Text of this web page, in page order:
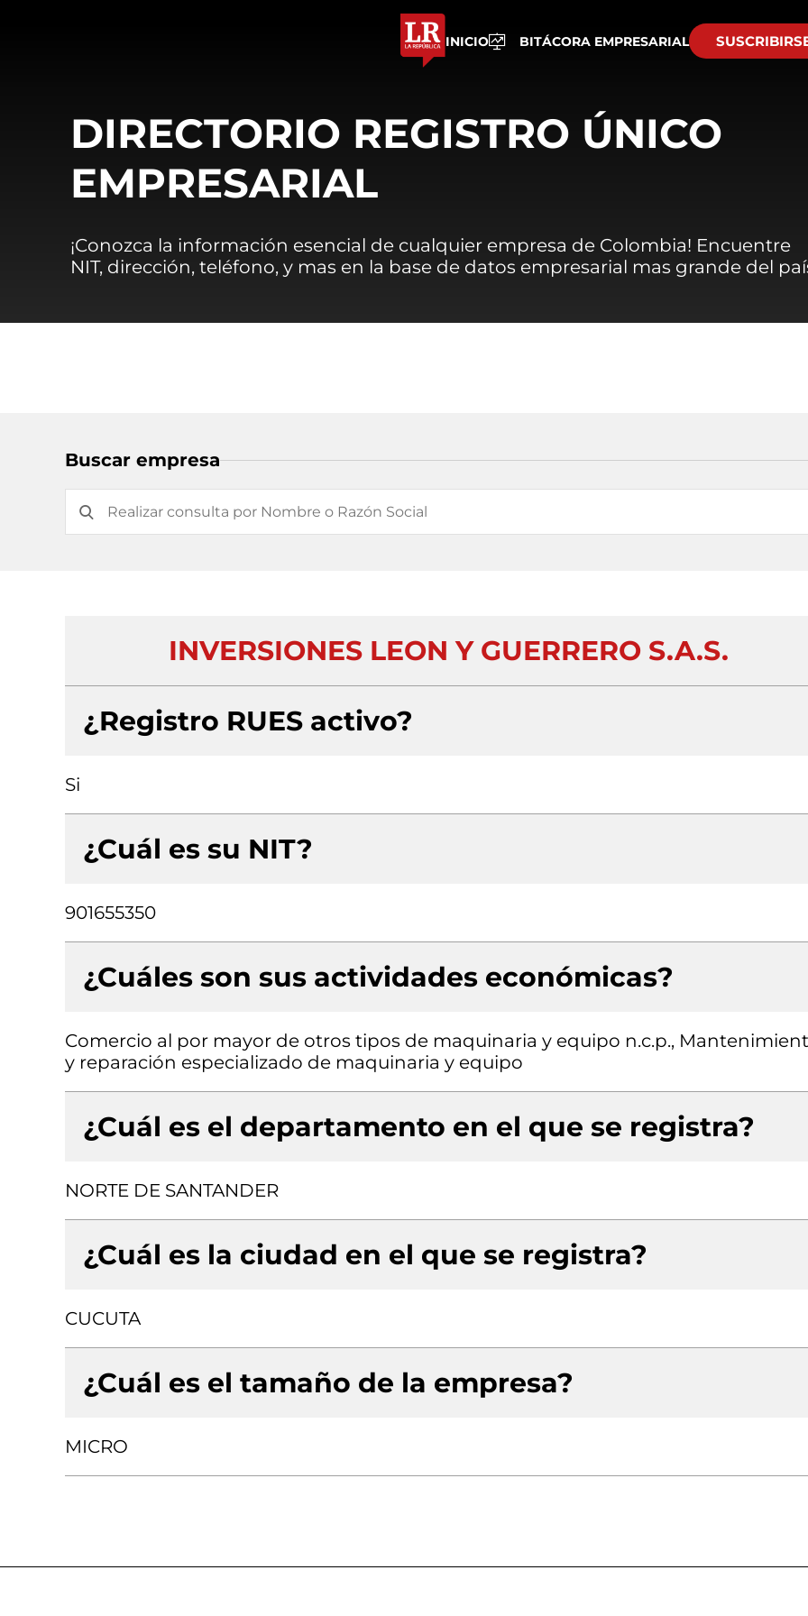
INICIO BITÁCORA EMPRESARIAL
DIRECTORIO REGISTRO ÚNICO
EMPRESARIAL
¡Conozca la información esencial de cualquier empresa de Colombia! Encuentre
NIT, dirección, teléfono, y mas en la base de datos empresarial mas grande del
Buscar empresa
INVERSIONES LEON Y GUERRERO S.A.S.
¿Registro RUES activo?
Si
¿Cuál es su NIT?
901655350
¿Cuáles son sus actividades económicas?
Comercio al por mayor de otros tipos de maquinaria y equipo n.c.p.,
y reparación especializado de maquinaria y equipo
¿Cuál es el departamento en el que se registra?
NORTE DE SANTANDER
¿Cuál es la ciudad en el que se registra?
CUCUTA
¿Cuál es el tamaño de la empresa?
MICRO